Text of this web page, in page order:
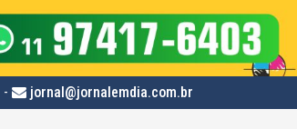
- jornal@jornalemdia.com.br